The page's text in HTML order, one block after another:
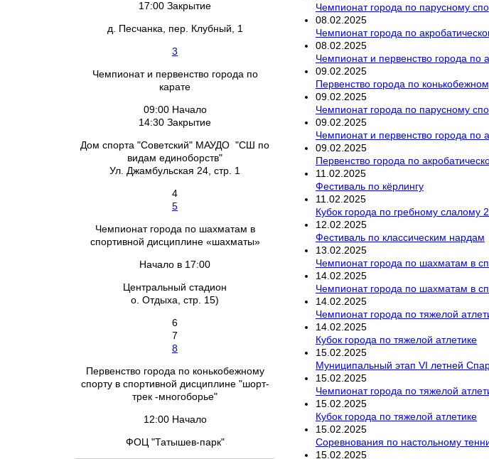
17:00 Закрытие
д. Песчанка, пер. Клубный, 1
3
Чемпионат и первенство города по
карате
09:00 Начало
14:30 Закрытие
Дом спорта "Советский" МАУДО "СШ по
видам единоборств"
Ул. Джамбульская 24, стр. 1
4
5
Чемпионат города по шахматам в
спортивной дисциплине «шахматы»
Начало в 17:00
Центральный стадион
о. Отдыха, стр. 15)
6
7
8
Первенство города по конькобежному
спорту в спортивной дисциплине "шорт-
трек -многоборье"
12:00 Начало
ФОЦ "Татышев-парк"
Чемпионат города по парусному
08 02 2025
Чемпионат города по
08 02 2025
Чемпионат и первенство города по
09 02 2025
Первенство города по
09 02 2025
Чемпионат города по парусному
09 02 2025
Чемпионат и первенство города по
09 02 2025
Первенство города по
11 02 2025
Фестиваль по кёрлингу
11 02 2025
Кубок города по гребному слалому
12 02 2025
Фестиваль по классическим нардам
13 02 2025
Чемпионат города по шахматам в
14 02 2025
Чемпионат города по шахматам в
14 02 2025
Чемпионат города по тяжелой
14 02 2025
Кубок города по тяжелой атлетике
15 02 2025
Муниципальный этап VI летней
15 02 2025
Чемпионат города по тяжелой
15 02 2025
Кубок города по тяжелой атлетике
15 02 2025
Соревнования по настольному
15 02 2025